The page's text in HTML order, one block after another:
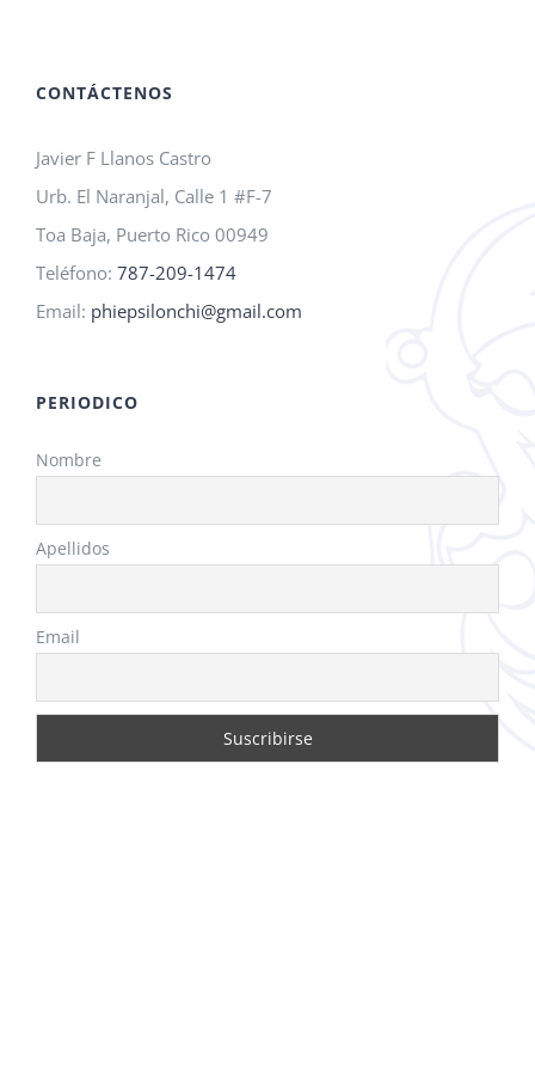
CONTÁCTENOS
Javier F Llanos Castro
Urb. El Naranjal, Calle 1 #F-7
Toa Baja, Puerto Rico 00949
Teléfono: 787-209-1474
Email: phiepsilonchi@gmail.com
PERIODICO
Nombre
Apellidos
Email